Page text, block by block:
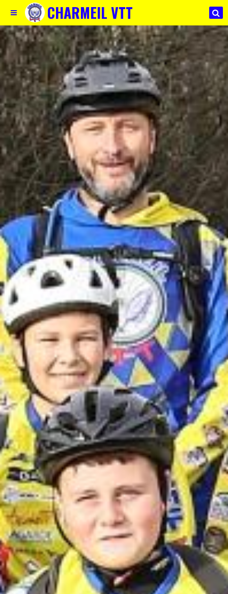
CHARMEIL VTT